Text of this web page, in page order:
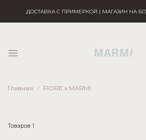
ДОСТАВКА С ПРИМЕРКОЙ | МАГАЗИН НА
Главная FIORE x MARMI
Товаров 1